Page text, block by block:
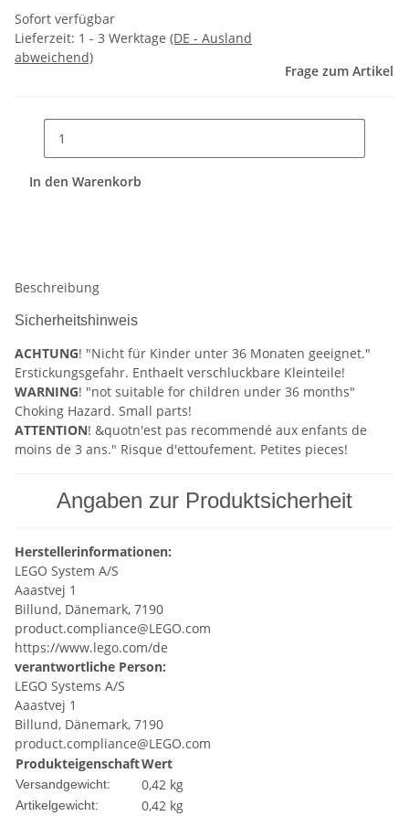
Sofort verfügbar
Lieferzeit: 1 - 3 Werktage (DE - Ausland
abweichend)
Frage zum Artikel
In den Warenkorb
Beschreibung
Sicherheitshinweis
ACHTUNG! "Nicht für Kinder unter 36 Monaten geeignet."
Erstickungsgefahr. Enthaelt verschluckbare Kleinteile!
WARNING! "not suitable for children under 36 months"
Choking Hazard. Small parts!
ATTENTION! &quotn'est pas recommendé aux enfants de
moins de 3 ans." Risque d'ettoufement. Petites pieces!
Angaben zur Produktsicherheit
Herstellerinformationen:
LEGO System A/S
Aaastvej 1
Billund, Dänemark, 7190
product.compliance@LEGO.com
https://www.lego.com/de
verantwortliche Person:
LEGO Systems A/S
Aaastvej 1
Billund, Dänemark, 7190
product.compliance@LEGO.com
ProdukteigenschaftWert
Versandgewicht: 0,42 kg
Artikelgewicht: 0,42 kg